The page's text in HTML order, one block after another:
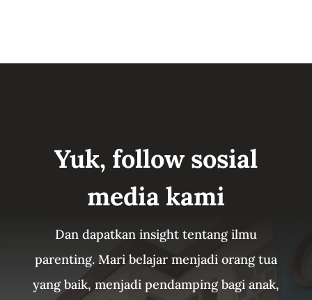
Yuk, follow sosial
media kami
Dan dapatkan insight tentang ilmu
parenting. Mari belajar menjadi orang tua
yang baik, menjadi pendamping bagi anak,